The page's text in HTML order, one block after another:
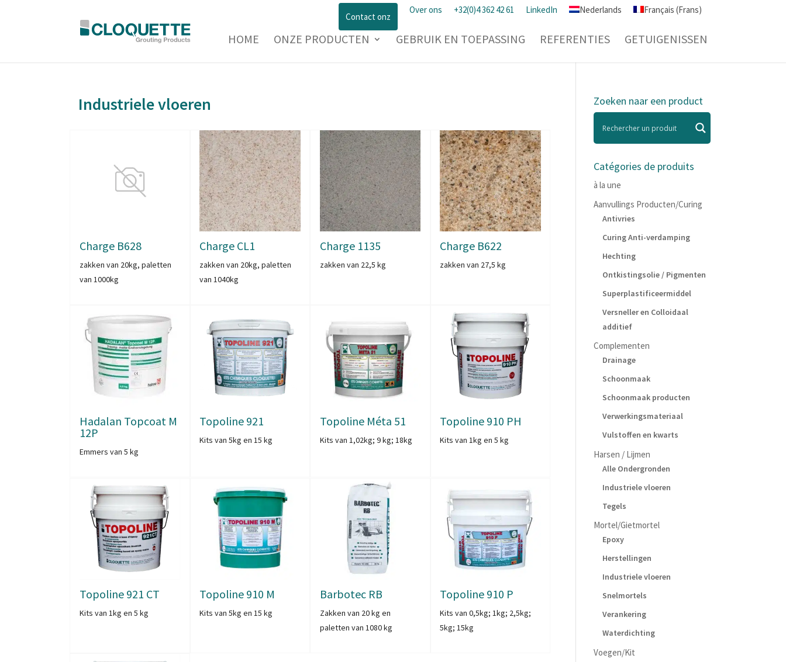
Contact onz
Over ons +32(0)4 362 42 61 LinkedIn Nederlands Français (Frans)
HOME ONZE PRODUCTEN GEBRUIK EN TOEPASSING REFERENTIES GETUIGENISSEN
Industriele vloeren
Charge B628
zakken van 20kg, paletten
van 1000kg
Charge CL1
zakken van 20kg, paletten
van 1040kg
Charge 1135
zakken van 22,5 kg
Charge B622
zakken van 27,5 kg
Hadalan Topcoat M
12P
Emmers van 5 kg
Topoline 921
Kits van 5kg en 15 kg
Topoline Méta 51
Kits van 1,02kg; 9 kg; 18kg
Topoline 910 PH
Kits van 1kg en 5 kg
Topoline 921 CT
Kits van 1kg en 5 kg
Topoline 910 M
Kits van 5kg en 15 kg
Barbotec RB
Zakken van 20 kg en
paletten van 1080 kg
Topoline 910 P
Kits van 0,5kg; 1kg; 2,5kg;
5kg; 15kg
Zoeken naar een product
Catégories de produits
à la une
Aanvullings Producten/Curing
Antivries
Curing Anti-verdamping
Hechting
Ontkistingsolie / Pigmenten
Superplastificeermiddel
Versneller en Colloidaal
additief
Complementen
Drainage
Schoonmaak
Schoonmaak producten
Verwerkingsmateriaal
Vulstoffen en kwarts
Harsen / Lijmen
Alle Ondergronden
Industriele vloeren
Tegels
Mortel/Gietmortel
Epoxy
Herstellingen
Industriele vloeren
Snelmortels
Verankering
Waterdichting
Voegen/Kit